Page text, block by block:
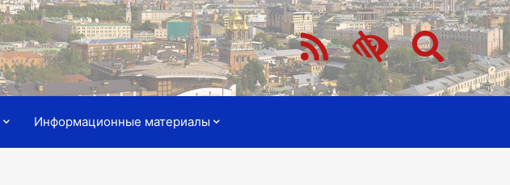
Информационные материалы